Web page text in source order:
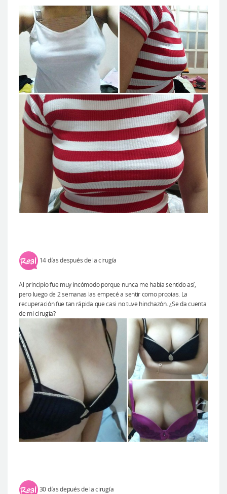
14 días después de la cirugía
Al principio fue muy incómodo porque nunca me había sentido así,
pero luego de 2 semanas las empecé a sentir como propias. La
recuperación fue tan rápida que casi no tuve hinchazón. ¿Se da cuenta
de mi cirugía?
30 días depués de la cirugía